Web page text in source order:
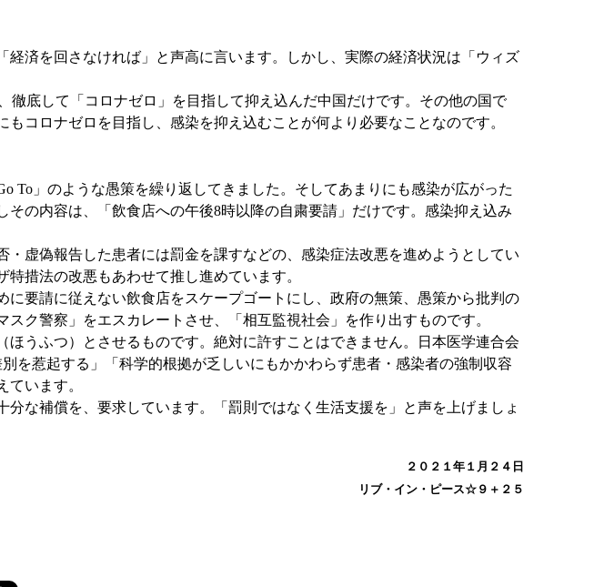
済を回さなければ」と声高に言います。しかし、実際の経済状況は「ウィズ
底して「コロナゼロ」を目指して抑え込んだ中国だけです。その他の国で
コロナゼロを目指し、感染を抑え込むことが何より必要なことなのです。
」のような愚策を繰り返してきました。そしてあまりにも感染が広がった
の内容は、「飲食店への午後8時以降の自粛要請」だけです。感染抑え込み
虚偽報告した患者には罰金を課すなどの、感染症法改悪を進めようとしてい
措法の改悪もあわせて推し進めています。
要請に従えない飲食店をスケープゴートにし、政府の無策、愚策から批判の
ク警察」をエスカレートさせ、「相互監視社会」を作り出すものです。
うふつ）とさせるものです。絶対に許すことはできません。日本医学連合会
を惹起する」「科学的根拠が乏しいにもかかわらず患者・感染者の強制収容
います。
な補償を、要求しています。「罰則ではなく生活支援を」と声を上げましょ
２０２１年１月２４日
リブ・イン・ピース☆９＋２５